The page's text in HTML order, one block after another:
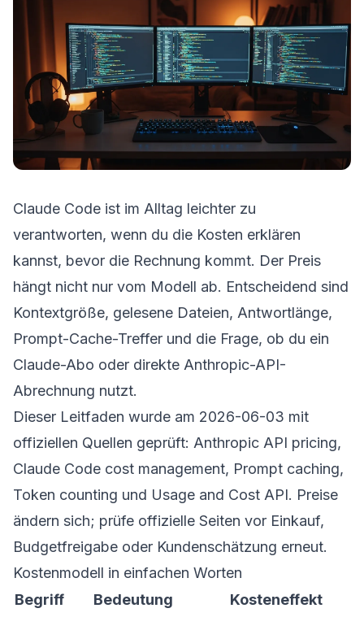
Claude Code ist im Alltag leichter zu
verantworten, wenn du die Kosten erklären
kannst, bevor die Rechnung kommt. Der Preis
hängt nicht nur vom Modell ab. Entscheidend sind
Kontextgröße, gelesene Dateien, Antwortlänge,
Prompt-Cache-Treffer und die Frage, ob du ein
Claude-Abo oder direkte Anthropic-API-
Abrechnung nutzt.
Dieser Leitfaden wurde am 2026-06-03 mit
offiziellen Quellen geprüft: Anthropic API pricing,
Claude Code cost management, Prompt caching,
Token counting und Usage and Cost API. Preise
ändern sich; prüfe offizielle Seiten vor Einkauf,
Budgetfreigabe oder Kundenschätzung erneut.
Kostenmodell in einfachen Worten
Begriff
Bedeutung Kosteneffekt